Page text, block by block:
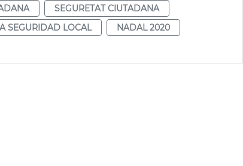
SEGURETAT CIUTADANA
SEGURIDAD LOCAL
NADAL 2020